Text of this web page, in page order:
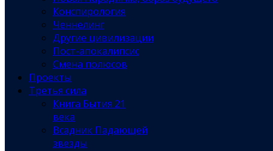
Конспирология
Ченнелинг
Другие цивилизации
Пост-апокалипсис
Смена полюсов
Проекты
Третья сила
Книга Бытия 21
века
Всадник Падающей
звезды